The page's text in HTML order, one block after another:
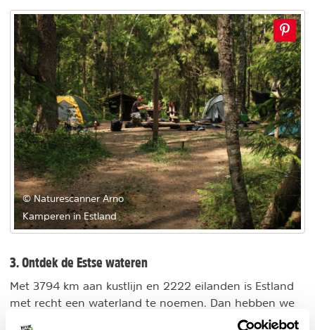
© Naturescanner Arno
Kamperen in Estland
3. Ontdek de Estse wateren
Met 3794 km aan kustlijn en 2222 eilanden is Estland
met recht een waterland te noemen. Dan hebben we
het nog niet eens over de vele rivieren die door dit